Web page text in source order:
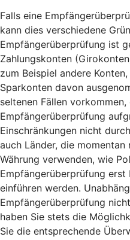
Falls eine
kann dies verschiedene
Empfängerüberprüfung ist
Zahlungskonten
zum Beispiel andere
Sparkonten davon
seltenen Fällen vorkommen,
Empfängerüberprüfung
Einschränkungen nicht
auch Länder, die
Währung verwenden, wie
Empfängerüberprüfung
einführen werden.
Empfängerüberprüfung
haben Sie stets die
Sie die entsprechende